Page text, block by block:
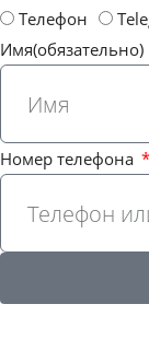
Телефон
Имя(обязательно)
Номер телефона